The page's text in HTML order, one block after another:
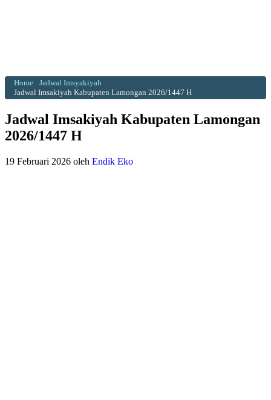
Home
Jadwal Imsyakiyah
Jadwal Imsakiyah Kabupaten Lamongan 2026/1447 H
Jadwal Imsakiyah Kabupaten Lamongan
2026/1447 H
19 Februari 2026 oleh Endik Eko